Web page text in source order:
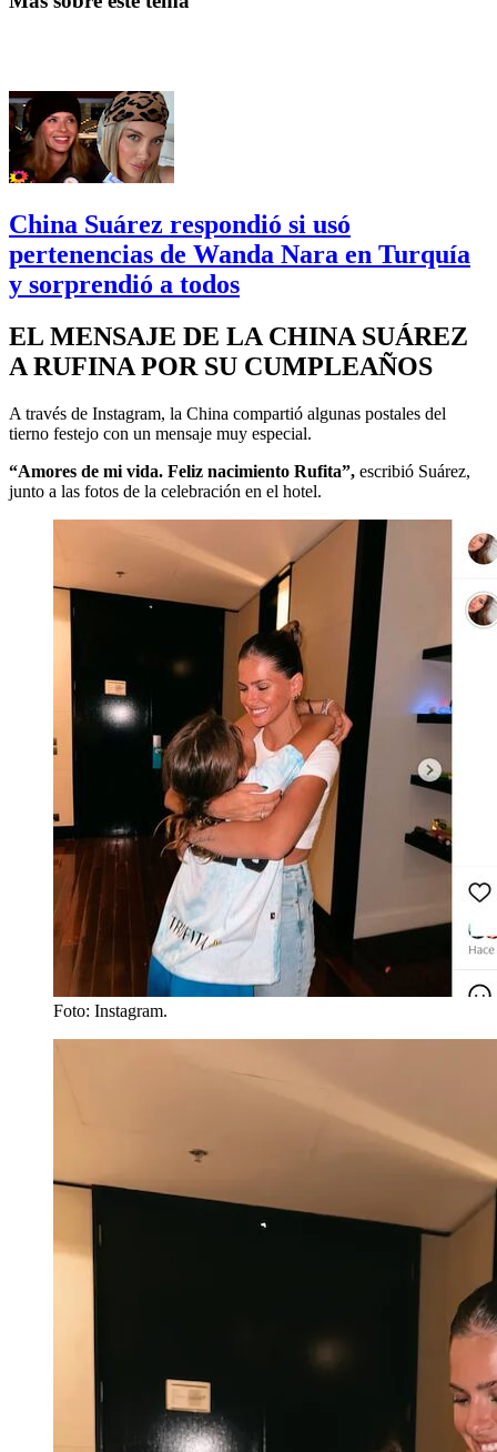
China Suárez respondió si usó
pertenencias de Wanda Nara en Turquía
y sorprendió a todos
EL MENSAJE DE LA CHINA SUÁREZ
A RUFINA POR SU CUMPLEAÑOS
A través de Instagram, la China compartió algunas postales del
tierno festejo con un mensaje muy especial.
“Amores de mi vida. Feliz nacimiento Rufita”, escribió Suárez,
junto a las fotos de la celebración en el hotel.
Foto: Instagram.